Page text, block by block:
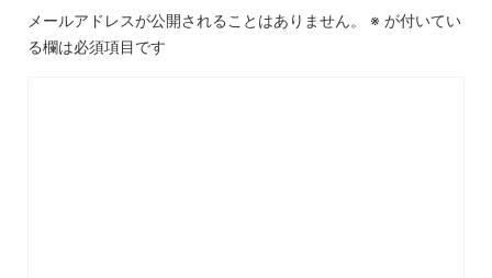
メールアドレスが公開されることはありません。 ※ が付いてい
る欄は必須項目です